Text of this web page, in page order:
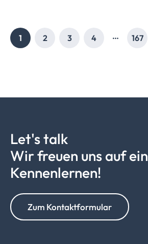
1 2 3 4 … 167
Let's talk
Wir freuen uns auf ein
Kennenlernen!
Zum Kontaktformular